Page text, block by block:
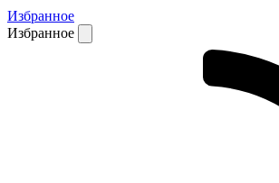
Избранное
Избранное